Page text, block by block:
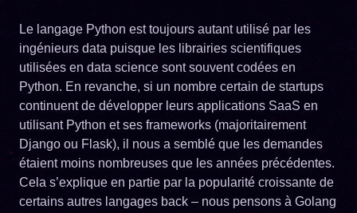
Le langage Python est toujours autant utilisé par les
ingénieurs data puisque les librairies scientifiques
utilisées en data science sont souvent codées en
Python. En revanche, si un nombre certain de startups
continuent de développer leurs applications SaaS en
utilisant Python et ses frameworks (majoritairement
Django ou Flask), il nous a semblé que les demandes
étaient moins nombreuses que les années précédentes.
Cela s’explique en partie par la popularité croissante de
certains autres langages back – nous pensons à Golang